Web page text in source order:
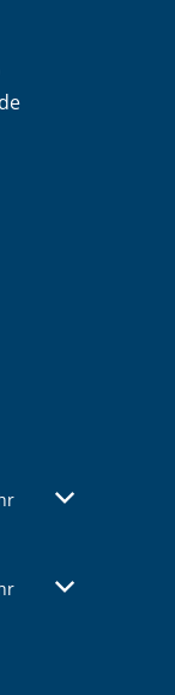
oderVon 07:30
oderVon 07:30